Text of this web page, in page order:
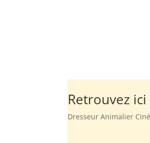
Retrouvez
Dresseur Animalier